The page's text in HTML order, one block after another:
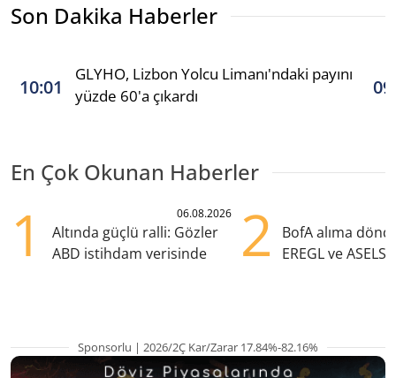
Son Dakika Haberler
10:01
GLYHO, Lizbon Yolcu Limanı'ndaki payını
yüzde 60'a çıkardı
En Çok Okunan Haberler
1 06.08.2026
Altında güçlü ralli: Gözler
ABD istihdam verisinde
2
BofA alıma
EREGL ve ASELS
Sponsorlu | 2026/2Ç Kar/Zarar 17.84%-82.16%